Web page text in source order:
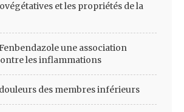
et les propriétés de la
une association
les inflammations
des membres inférieurs